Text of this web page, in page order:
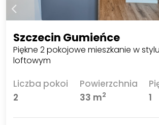
Szczecin Gumieńce
Piękne 2 pokojowe mieszkanie w stylu
loftowym
Liczba pokoi
2
Powierzchnia
33 m2
1